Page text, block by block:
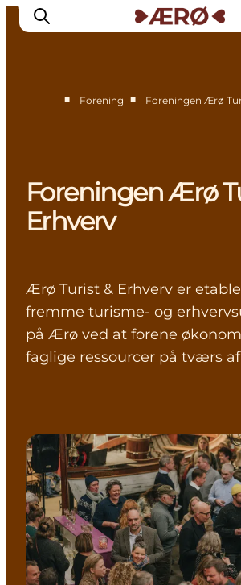
■ Forening ■ Foreningen Ærø
Foreningen Ærø
Erhverv
Ærø Turist & Erhverv er
fremme turisme- og
på Ærø ved at forene
faglige ressourcer på tværs